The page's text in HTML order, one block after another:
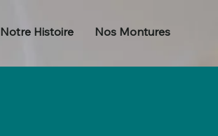
Notre Histoire Nos Montures